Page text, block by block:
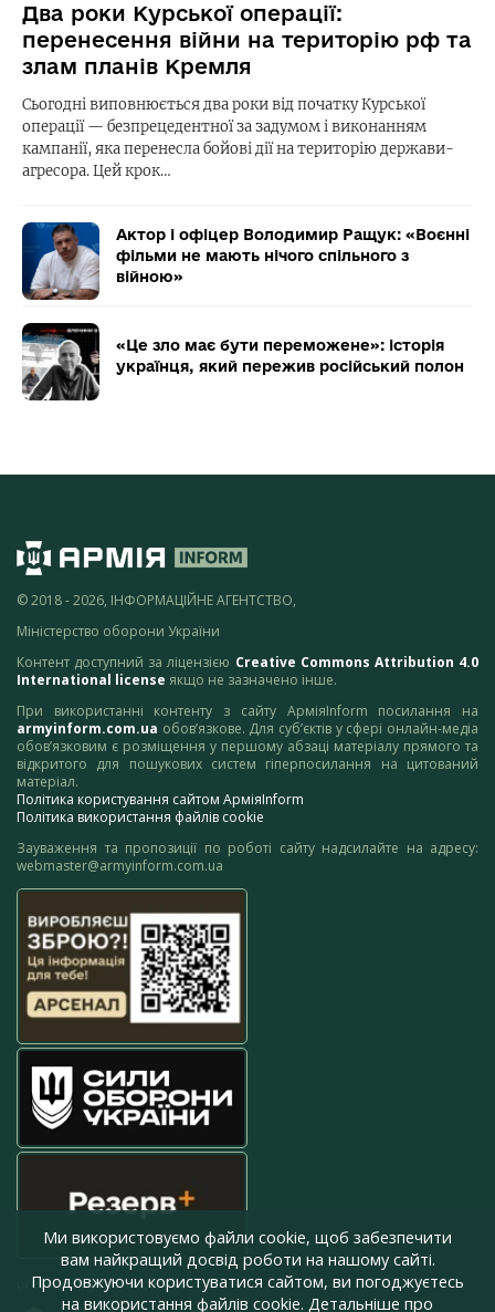
Два роки Курської операції:
перенесення війни на територію рф та
злам планів Кремля
Сьогодні виповнюється два роки від початку Курської
операції — безпрецедентної за задумом і виконанням
кампанії, яка перенесла бойові дії на територію держави-
агресора. Цей крок…
Актор і офіцер Володимир Ращук: «Воєнні
фільми не мають нічого спільного з
війною»
«Це зло має бути переможене»: історія
українця, який пережив російський полон
© 2018 - 2026, ІНФОРМАЦІЙНЕ АГЕНТСТВО,
Міністерство оборони України
Контент доступний за ліцензією Creative Commons Attribution 4.0
International license якщо не зазначено інше.
При використанні контенту з сайту АрміяInform посилання на
armyinform.com.ua обов’язкове. Для суб’єктів у сфері онлайн-медіа
обов’язковим є розміщення у першому абзаці матеріалу прямого та
відкритого для пошукових систем гіперпосилання на цитований
матеріал.
Політика користування сайтом АрміяInform
Політика використання файлів cookie
Зауваження та пропозиції по роботі сайту надсилайте на адресу:
webmaster@armyinform.com.ua
press@armyinform.com.ua
Ми використовуємо файли cookie, щоб забезпечити
вам найкращий досвід роботи на нашому сайті.
Продовжуючи користуватися сайтом, ви погоджуєтесь
на використання файлів cookie. Детальніше про